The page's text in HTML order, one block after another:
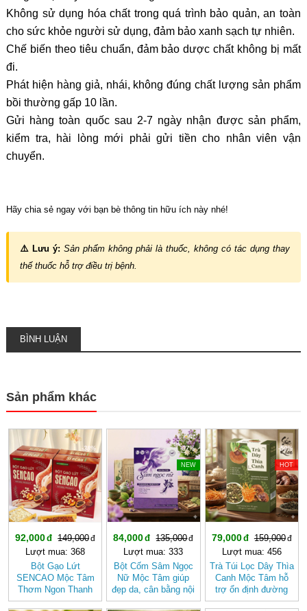
Không sử dụng hóa chất trong quá trình bảo quản, an toàn
cho sức khỏe người sử dụng, đảm bảo xanh sạch tự nhiên.
Chế biến theo tiêu chuẩn, đảm bảo dược chất không bị mất
đi.
Phát hiện hàng giả, nhái, không đúng chất lượng sản phẩm
bồi thường gấp 10 lần.
Gửi hàng toàn quốc sau 2-7 ngày nhận được sản phẩm,
kiểm tra, hài lòng mới phải gửi tiền cho nhân viên vận
chuyển.
Hãy chia sẻ ngay với bạn bè thông tin hữu ích này nhé!
⚠️ Lưu ý: Sản phẩm không phải là thuốc, không có tác dụng thay
thế thuốc hỗ trợ điều trị bệnh.
BÌNH LUẬN
Sản phẩm khác
-38%
92,000
149,000
Lượt mua: 368
Bột Gạo Lứt
SENCAO Mộc Tâm
Thơm Ngon Thanh
Nhẹ, Phù Hợp Ăn
-37%
NEW
84,000
135,000
Lượt mua: 333
Bột Cốm Sâm Ngọc
Nữ Mộc Tâm giúp
đẹp da, cân bằng nội
tiết tố nữ
-50%
HOT
79,000
159,000
Lượt mua: 456
Trà Túi Lọc Dây Thìa
Canh Mộc Tâm hỗ
trợ ổn định đường
huyết